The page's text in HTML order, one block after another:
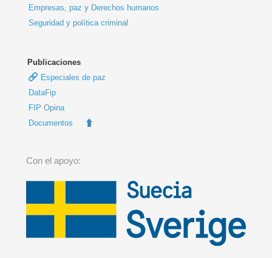
Empresas, paz y Derechos humanos
Seguridad y política criminal
Publicaciones
Especiales de paz
DataFip
FIP Opina
Documentos
Con el apoyo: